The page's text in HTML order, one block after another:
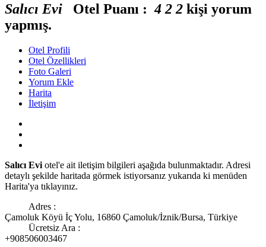
Salıcı Evi Otel Puanı :4 2 2 kişi yorum
yapmış.
Otel Profili
Otel Özellikleri
Foto Galeri
Yorum Ekle
Harita
İletişim
Salıcı Evi otel'e ait iletişim bilgileri aşağıda bulunmaktadır. Adresi
detaylı şekilde haritada görmek istiyorsanız yukarıda ki menüden
Harita'ya tıklayınız.
Adres :
Çamoluk Köyü İç Yolu, 16860 Çamoluk/İznik/Bursa, Türkiye
Ücretsiz Ara :
+908506003467